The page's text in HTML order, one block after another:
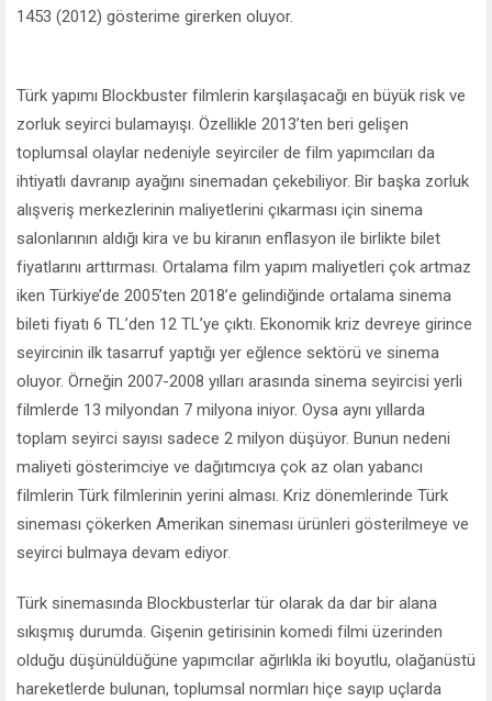
1453 (2012) gösterime girerken oluyor.
Türk yapımı Blockbuster filmlerin karşılaşacağı en büyük risk ve
zorluk seyirci bulamayışı. Özellikle 2013’ten beri gelişen
toplumsal olaylar nedeniyle seyirciler de film yapımcıları da
ihtiyatlı davranıp ayağını sinemadan çekebiliyor. Bir başka zorluk
alışveriş merkezlerinin maliyetlerini çıkarması için sinema
salonlarının aldığı kira ve bu kiranın enflasyon ile birlikte bilet
fiyatlarını arttırması. Ortalama film yapım maliyetleri çok artmaz
iken Türkiye’de 2005’ten 2018’e gelindiğinde ortalama sinema
bileti fiyatı 6 TL’den 12 TL’ye çıktı. Ekonomik kriz devreye girince
seyircinin ilk tasarruf yaptığı yer eğlence sektörü ve sinema
oluyor. Örneğin 2007-2008 yılları arasında sinema seyircisi yerli
filmlerde 13 milyondan 7 milyona iniyor. Oysa aynı yıllarda
toplam seyirci sayısı sadece 2 milyon düşüyor. Bunun nedeni
maliyeti gösterimciye ve dağıtımcıya çok az olan yabancı
filmlerin Türk filmlerinin yerini alması. Kriz dönemlerinde Türk
sineması çökerken Amerikan sineması ürünleri gösterilmeye ve
seyirci bulmaya devam ediyor.
Türk sinemasında Blockbusterlar tür olarak da dar bir alana
sıkışmış durumda. Gişenin getirisinin komedi filmi üzerinden
olduğu düşünüldüğüne yapımcılar ağırlıkla iki boyutlu, olağanüstü
hareketlerde bulunan, toplumsal normları hiçe sayıp uçlarda